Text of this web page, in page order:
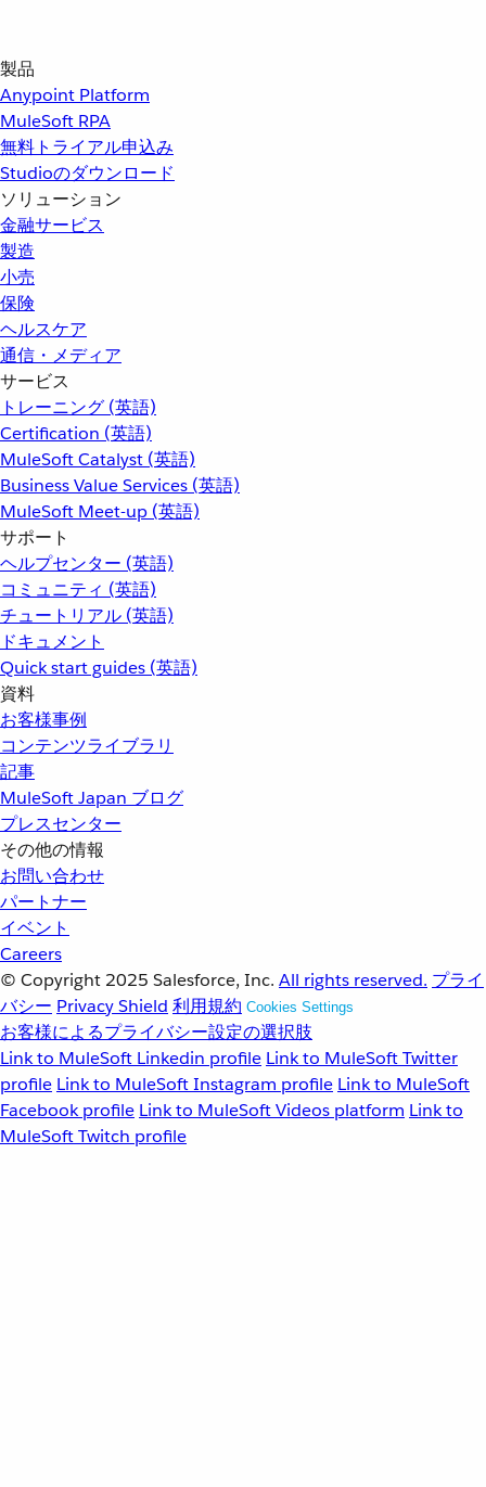
製品
Anypoint Platform
MuleSoft RPA
無料トライアル申込み
Studioのダウンロード
ソリューション
金融サービス
製造
小売
保険
ヘルスケア
通信・メディア
サービス
トレーニング (英語)
Certification (英語)
MuleSoft Catalyst (英語)
Business Value Services (英語)
MuleSoft Meet-up (英語)
サポート
ヘルプセンター (英語)
コミュニティ (英語)
チュートリアル (英語)
ドキュメント
Quick start guides (英語)
資料
お客様事例
コンテンツライブラリ
記事
MuleSoft Japan ブログ
プレスセンター
その他の情報
お問い合わせ
パートナー
イベント
Careers
© Copyright 2025 Salesforce, Inc. All rights reserved. プライ
バシー Privacy Shield 利用規約 Cookies Settings
お客様によるプライバシー設定の選択肢
Link to MuleSoft Linkedin profile Link to MuleSoft Twitter
profile Link to MuleSoft Instagram profile Link to MuleSoft
Facebook profile Link to MuleSoft Videos platform Link to
MuleSoft Twitch profile